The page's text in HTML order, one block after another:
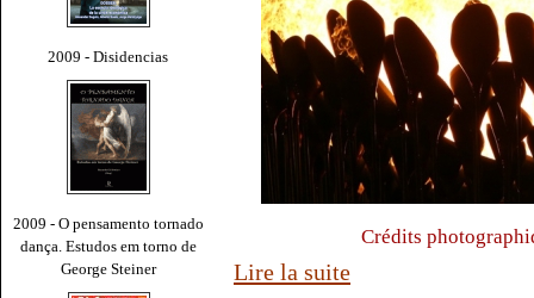
2009 - Disidencias
2009 - O pensamento tornado
dança. Estudos em torno de
George Steiner
Crédits
Lire la suite